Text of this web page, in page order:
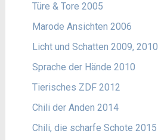
Türe & Tore 2005
Marode Ansichten 2006
Licht und Schatten 2009, 2010
Sprache der Hände 2010
Tierisches ZDF 2012
Chili der Anden 2014
Chili, die scharfe Schote 2015